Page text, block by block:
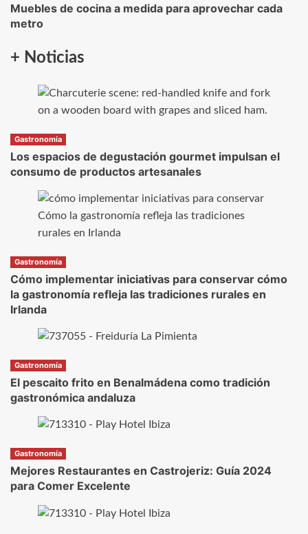
Muebles de cocina a medida para aprovechar cada
metro
+ Noticias
Gastronomía
Los espacios de degustación gourmet impulsan el
consumo de productos artesanales
Gastronomía
Cómo implementar iniciativas para conservar cómo
la gastronomía refleja las tradiciones rurales en
Irlanda
Gastronomía
El pescaito frito en Benalmádena como tradición
gastronómica andaluza
Gastronomía
Mejores Restaurantes en Castrojeriz: Guía 2024
para Comer Excelente